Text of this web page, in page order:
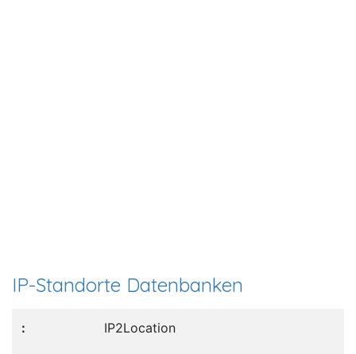
IP-Standorte Datenbanken
IP2Location